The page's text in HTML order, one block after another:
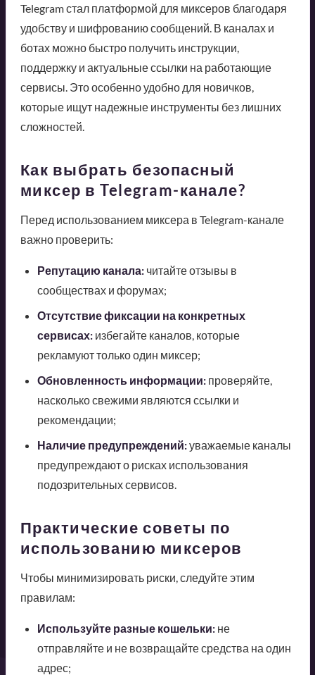
Telegram стал платформой для миксеров благодаря
удобству и шифрованию сообщений. В каналах и
ботах можно быстро получить инструкции,
поддержку и актуальные ссылки на работающие
сервисы. Это особенно удобно для новичков,
которые ищут надежные инструменты без лишних
сложностей.
Как выбрать безопасный
миксер в Telegram-канале?
Перед использованием миксера в Telegram-канале
важно проверить:
Репутацию канала:читайте отзывы в
сообществах и форумах;
Отсутствие фиксации на конкретных
сервисах:избегайте каналов, которые
рекламуют только один миксер;
Обновленность информации:проверяйте,
насколько свежими являются ссылки и
рекомендации;
Наличие предупреждений:уважаемые каналы
предупреждают о рисках использования
подозрительных сервисов.
Практические советы по
использованию миксеров
Чтобы минимизировать риски, следуйте этим
правилам:
Используйте разные кошельки:не
отправляйте и не возвращайте средства на один
адрес;